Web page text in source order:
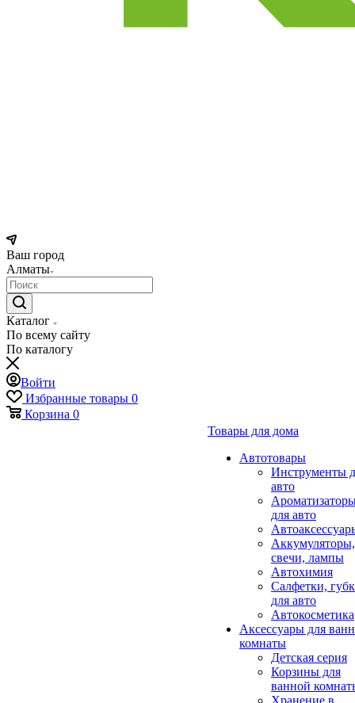
Ваш город
Алматы
Каталог
По всему сайту
По каталогу
Войти
Избранные товары 0
Корзина 0
Товары для дома
Автотовары
Инструменты
авто
для авто
Аккумуляторы,
свечи, лампы
Автохимия
Салфетки,
для авто
Автокосметика
Аксессуары для
комнаты
Детская серия
Корзины для
ванной
Хранение в